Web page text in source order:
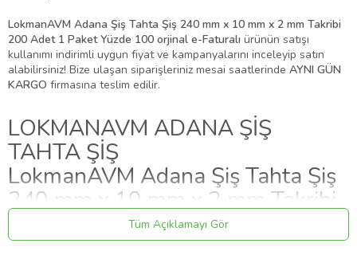
LokmanAVM Adana Şiş Tahta Şiş 240 mm x 10 mm x 2 mm Takribi
200 Adet 1 Paket Yüzde 100 orjinal e-Faturalı ürünün satışı
kullanımı indirimli uygun fiyat ve kampanyalarını inceleyip satın
alabilirsiniz! Bize ulaşan siparişleriniz mesai saatlerinde AYNI GÜN
KARGO firmasına teslim edilir.
LOKMANAVM ADANA ŞİŞ
TAHTA ŞİŞ
LokmanAVM Adana Şiş Tahta Şiş
240 mm x 10 mm x 2 mm Takribi
200 Adet 1 Paket
Tüm Açıklamayı Gör